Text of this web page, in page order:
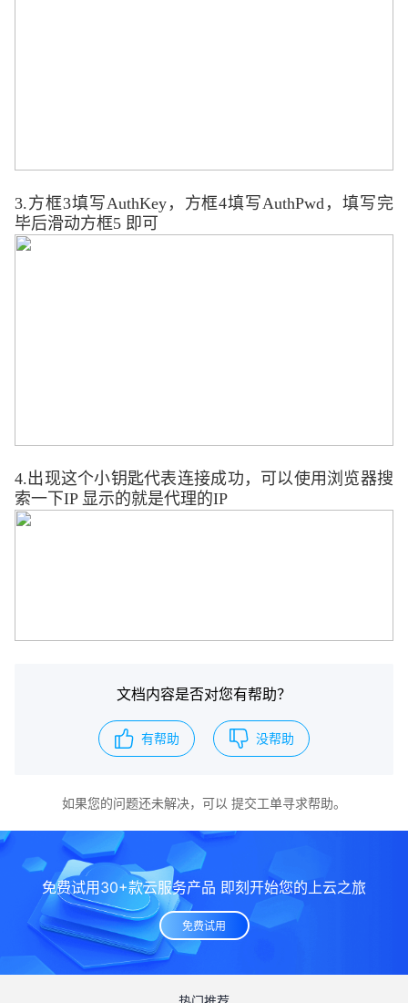
3.方框3填写AuthKey，方框4填写AuthPwd ，填写完
毕后滑动方框5 即可
4.出现这个小钥匙代表连接成功，可以使用浏览器搜
索一下IP 显示的就是代理的IP
文档内容是否对您有帮助？
有帮助 没帮助
如果您的问题还未解决，可以 提交工单寻求帮助。
免费试用30+款云服务产品 即刻开始您的上云之旅
免费试用